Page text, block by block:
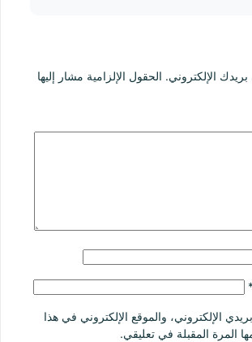
الإلكتروني. الحقول الإلزامية مشار إليها
*
الإلكتروني، والموقع الإلكتروني في هذا
المرة المقبلة في تعليقي.